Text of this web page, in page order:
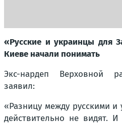
«Русские и украинцы для
Киеве начали понимать
Экс-нардеп Верховной
заявил:
«Разницу между русскими
действительно не видят.